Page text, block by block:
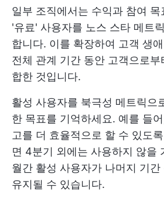
일부 조직에서는 수익과 참여
'유료' 사용자를 노스 스타 메트
합니다. 이를 확장하여 고객 생
전체 관계 기간 동안 고객으로부
합한 것입니다.
활성 사용자를 북극성 메트릭으
한 목표를 기억하세요. 예를 들
고를 더 효율적으로 할 수 있도
면 4분기 외에는 사용하지 않을
월간 활성 사용자가 나머지 기
유지될 수 있습니다.